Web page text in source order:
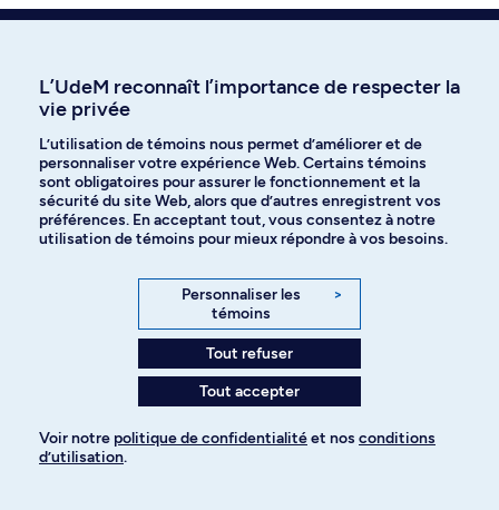
Programmes à explorer
Mettez les chances de votre côté en ajoutant plusieurs
programmes à votre demande d’admission. Voici d’autres
choix d’études ayant piqué la curiosité des candidates et
candidats intéressés par ce programme :
Diplôme d'études supérieures
Pharmacologie
Temps plein , Temps partiel
Sciences
2-700-1-0
45 crédits
L’UdeM reconnaît l’importance de respecter la
vie privée
L’utilisation de témoins nous permet d’améliorer et de
personnaliser votre expérience Web. Certains témoins
sont obligatoires pour assurer le fonctionnement et la
sécurité du site Web, alors que d’autres enregistrent vos
préférences. En acceptant tout, vous consentez à notre
utilisation de témoins pour mieux répondre à vos besoins.
Personnaliser les
témoins
>
Tout refuser
Tout accepter
Voir notre politique de confidentialitéet nos conditions
d’utilisation.